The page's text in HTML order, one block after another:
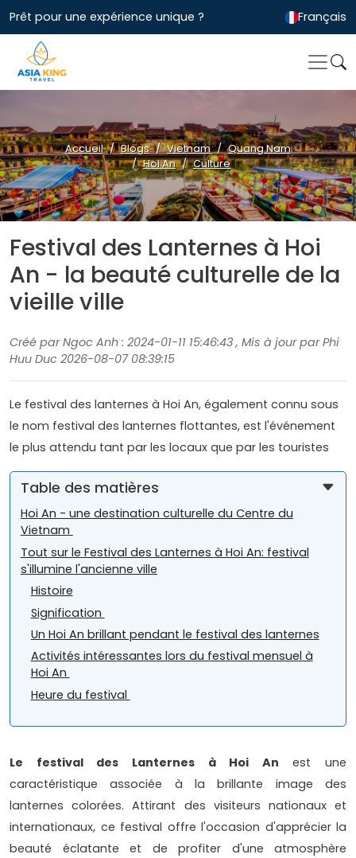
Prêt pour une expérience unique ? Français
Accueil Blogs Vietnam
Quang Nam
Hoi An
Culture
Festival des Lanternes à Hoi
An - la beauté culturelle de la
vieille ville
Créé par Ngoc Anh : 2024-01-11 15:46:43 , Mis à jour par Phi
Huu Duc 2026-08-07 08:39:15
Le festival des lanternes à Hoi An, également connu sous
le nom festival des lanternes flottantes, est l'événement
le plus attendu tant par les locaux que par les touristes
Table des matières
Hoi An - une destination culturelle du Centre du
Vietnam
Tout sur le Festival des Lanternes à Hoi An: festival
s'illumine l'ancienne ville
Histoire
Signification
Un Hoi An brillant pendant le festival des lanternes
Activités intéressantes lors du festival mensuel à
Hoi An
Heure du festival
Le festival des Lanternes à Hoi An est une
caractéristique associée à la brillante image des
lanternes colorées. Attirant des visiteurs nationaux et
internationaux, ce festival offre l'occasion d'apprécier la
beauté éclatante et de profiter d'une atmosphère